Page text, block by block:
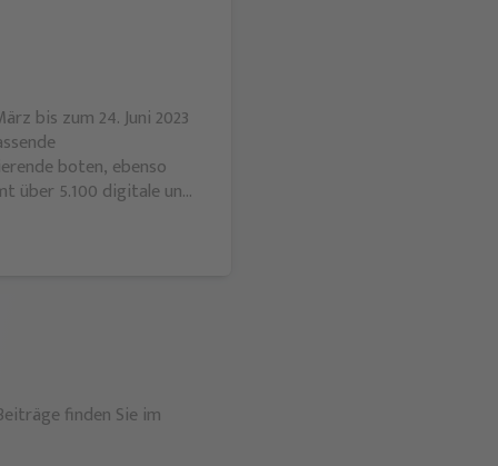
bis zum 24. Juni 2023
boten, ebenso
über 5.100 digitale und
Zahlen, die ich so
die
finden Sie im